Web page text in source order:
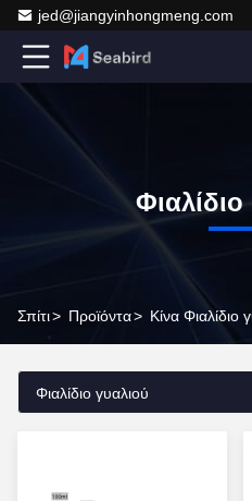
jed@jiangyinhongmeng.com
Σπίτι> Προϊόντα> Κίνα Φιαλίδιο
Φιαλίδιο γυαλιού